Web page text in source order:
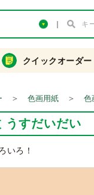
クイックオーダー
＞ 色画用紙 ＞ 色
うすだいだい
いろ！